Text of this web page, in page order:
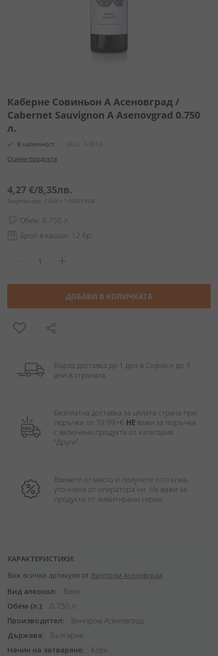
към
началото
на
галерия
снимки
Каберне Совиньон А Асеновград /
Cabernet Sauvignon A Asenovgrad 0.750
л.
В наличност SKU
3-3813
Оцени продукта
4,27 €/8,35лв.
Валутен курс: 1 EUR = 1.95583 BGN
Обем: 0.750 л.
Брой в кашон: 12 бр.
ДОБАВИ В КОЛИЧКАТА
Бърза доставка до 1 ден в София и до 3
дни в страната.
Безплатна доставка за цялата страна при
поръчки от 79.99+€ НЕ важи за поръчки
с включени продукти от категория
"Други".
Вземете от място и получете отстъпка,
уточнена от оператора ни. Не важи за
продукти от лимитирани серии.
ХАРАКТЕРИСТИКИ:
Виж всички артикули от Винпром Асеновград
Вид алкохол
Вино
Обем (л.)
0.750 л.
Производител
Винпром Асеновград
Държава
България
Начин на затваряне
Корк